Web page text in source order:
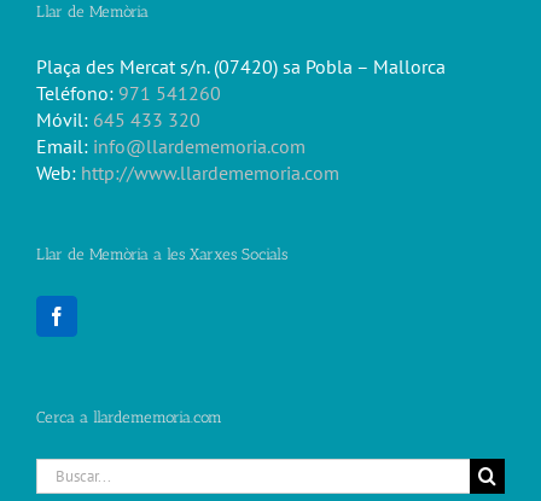
Llar de Memòria
Plaça des Mercat s/n. (07420) sa Pobla – Mallorca
Teléfono: 971 541260
Móvil: 645 433 320
Email: info@llardememoria.com
Web: http://www.llardememoria.com
Llar de Memòria a les Xarxes Socials
Cerca a llardememoria.com
Buscar: